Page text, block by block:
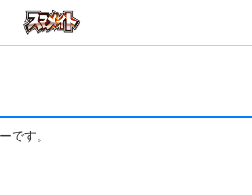
です。